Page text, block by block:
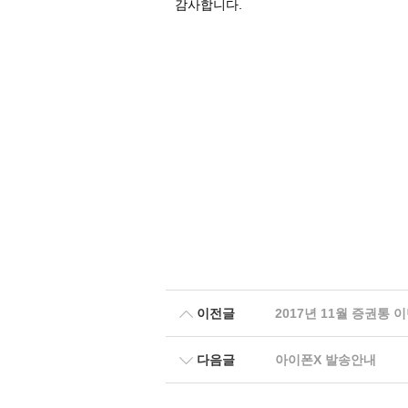
감사합니다.
이전글 2017년 11월 증권통
다음글 아이폰X 발송안내